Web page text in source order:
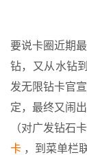
要说卡圈近期
钻，又从水钻
发无限钻卡官
定，最终又闹
（对广发钻石
卡 ，到菜单栏